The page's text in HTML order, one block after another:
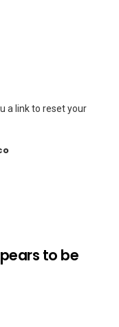
a link to reset your
to be